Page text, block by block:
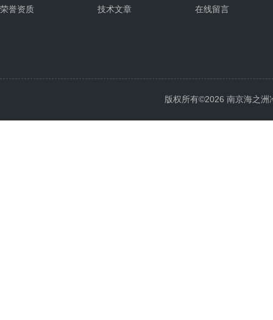
荣誉资质 技术文章 在线留言
版权所有©2026 南京海之